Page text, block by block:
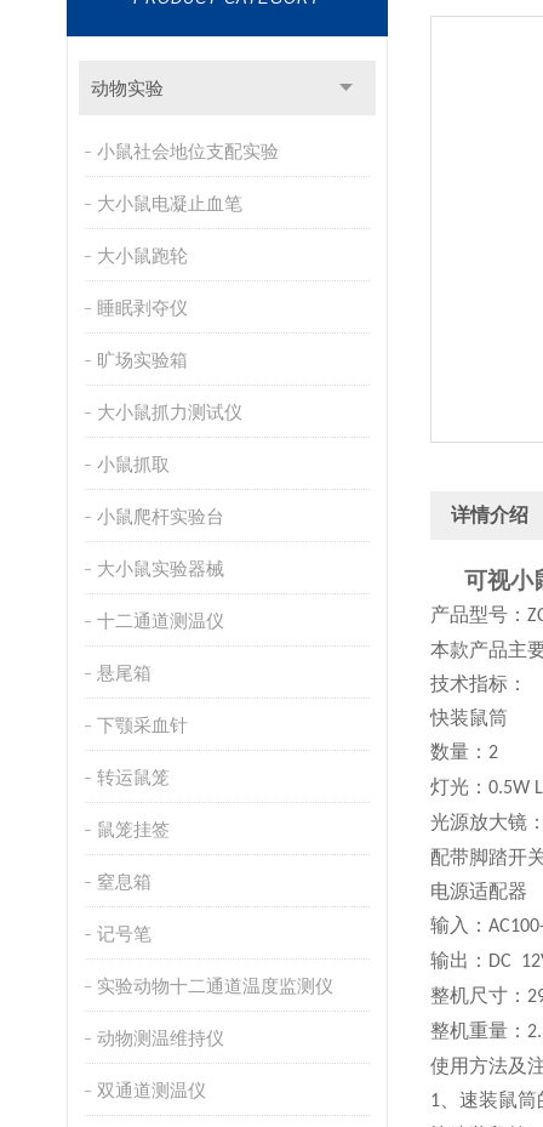
动物实验
小鼠社会地位支配实验
大小鼠电凝止血笔
大小鼠跑轮
睡眠剥夺仪
旷场实验箱
大小鼠抓力测试仪
小鼠抓取
小鼠爬杆实验台
大小鼠实验器械
十二通道测温仪
悬尾箱
下颚采血针
转运鼠笼
鼠笼挂签
窒息箱
记号笔
实验动物十二通道温度监测仪
动物测温维持仪
双通道测温仪
详情介绍
可视小
产品型号：
本款产品主
技术指标：
快装鼠筒
数量： 2
灯光： 0.5W
光源放大镜
配带脚踏开
电源适配器
输入：
输出： DC
整机尺寸：
整机重量：
使用方法及
1
速装鼠筒